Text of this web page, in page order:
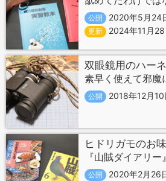
公開 2020年5月24
更新 2024年11月28
双眼鏡用のハー
素早く使えて邪魔
公開 2018年12月10
ヒドリガモのお味
『山賊ダイアリ
公開 2020年2月26